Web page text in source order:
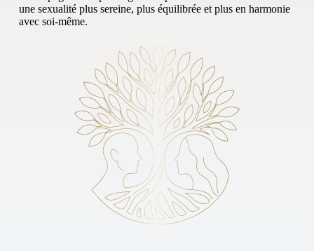
une sexualité plus sereine, plus équilibrée et plus en harmonie
avec soi-même.